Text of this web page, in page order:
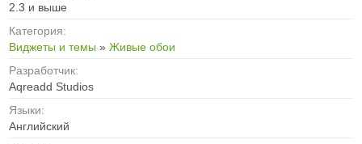
2.3 и выше
Категория:
Виджеты и темы » Живые обои
Разработчик:
Aqreadd Studios
Языки:
Английский